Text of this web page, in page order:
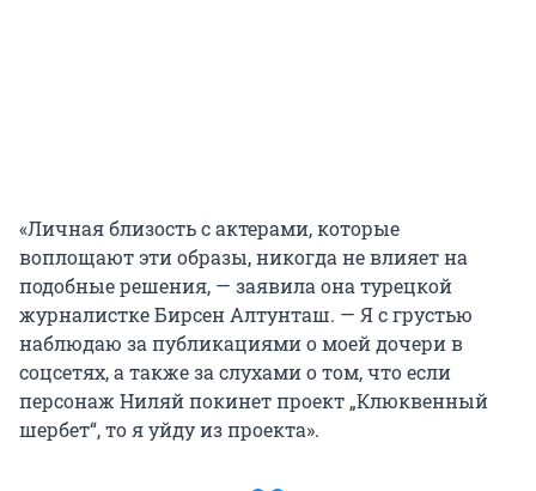
«Личная близость с актерами, которые
воплощают эти образы, никогда не влияет на
подобные решения, — заявила она турецкой
журналистке Бирсен Алтунташ. — Я с грустью
наблюдаю за публикациями о моей дочери в
соцсетях, а также за слухами о том, что если
персонаж Ниляй покинет проект „Клюквенный
шербет“, то я уйду из проекта».